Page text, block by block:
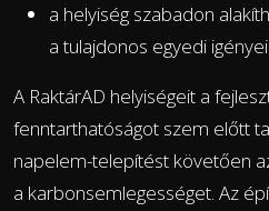
a helyiség szabadon
a tulajdonos egyedi
A RaktárAD helyiségeit a
fenntarthatóságot szem előtt
napelem-telepítést követően
a karbonsemlegességet. Az